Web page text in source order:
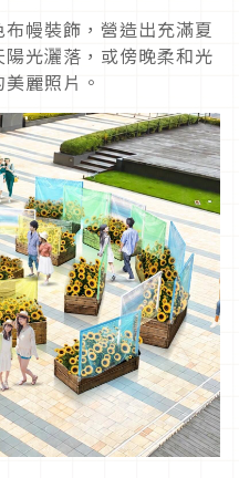
幔裝飾，營造出充滿夏
光灑落，或傍晚柔和光
麗照片。